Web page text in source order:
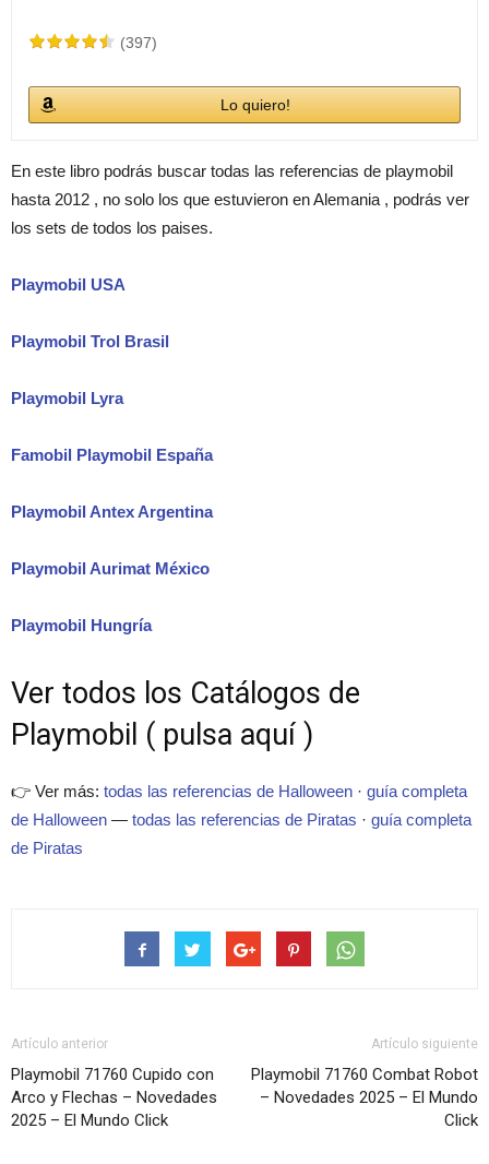
(397)
Lo quiero!
En este libro podrás buscar todas las referencias de playmobil
hasta 2012 , no solo los que estuvieron en Alemania , podrás ver
los sets de todos los paises.
Playmobil USA
Playmobil Trol Brasil
Playmobil Lyra
Famobil Playmobil España
Playmobil Antex Argentina
Playmobil Aurimat México
Playmobil Hungría
Ver todos los Catálogos de
Playmobil ( pulsa aquí )
👉 Ver más: todas las referencias de Halloween · guía completa
de Halloween — todas las referencias de Piratas · guía completa
de Piratas
Artículo anterior
Playmobil 71760 Cupido con
Arco y Flechas – Novedades
2025 – El Mundo Click
Artículo siguiente
Playmobil 71760 Combat Robot
– Novedades 2025 – El Mundo
Click